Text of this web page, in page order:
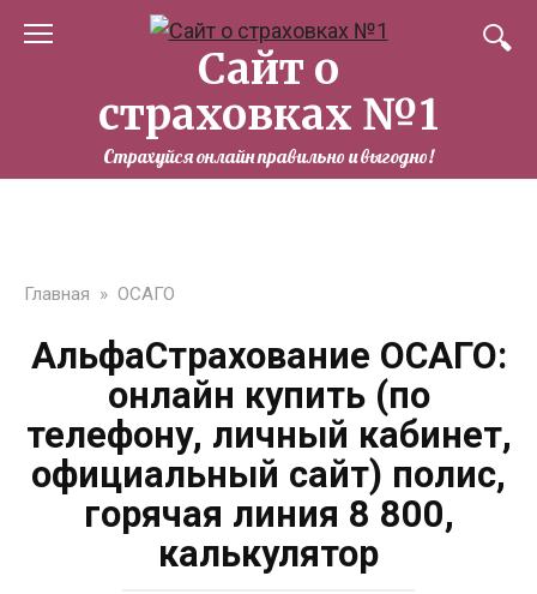
Сайт о
страховках №1
Страхуйся онлайн правильно и выгодно!
Главная » ОСАГО
АльфаСтрахование ОСАГО:
онлайн купить (по
телефону, личный кабинет,
официальный сайт) полис,
горячая линия 8 800,
калькулятор